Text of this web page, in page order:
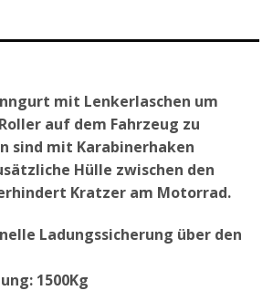
mit Lenkerlaschen um
auf dem Fahrzeug zu
sind mit Karabinerhaken
Hülle zwischen den
Kratzer am Motorrad.
Ladungssicherung über den
1500Kg